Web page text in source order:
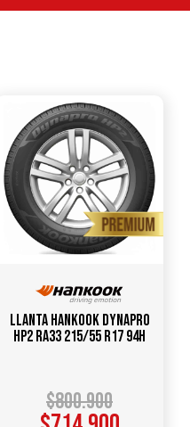
Llanta HANKOOK Dynapro
HP2 RA33 215/55 R17 94H
$800.900